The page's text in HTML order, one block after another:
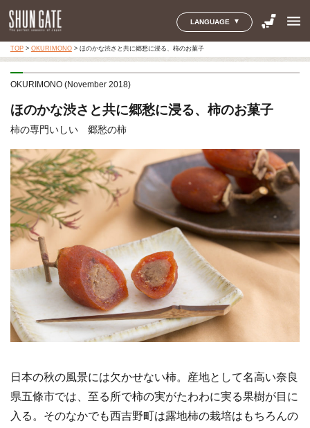
LANGUAGE menu
TOP> OKURIMONO> ほのかな渋さと共に郷愁に浸る、柿のお菓子
OKURIMONO (November 2018)
ほのかな渋さと共に郷愁に浸る、柿のお菓子
柿の専門いしい 郷愁の柿
日本の秋の風景には欠かせない柿。産地として名高い奈良
県五條市では、至る所で柿の実がたわわに実る果樹が目に
入る。そのなかでも西吉野町は露地柿の栽培はもちろんの